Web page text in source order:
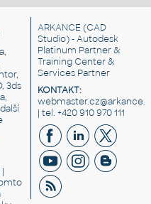
3ds
ARKANCE (CAD
Studio) - Autodesk
Platinum Partner &
Training Center &
Services Partner
KONTAKT:
| tel. +420 910 970 111